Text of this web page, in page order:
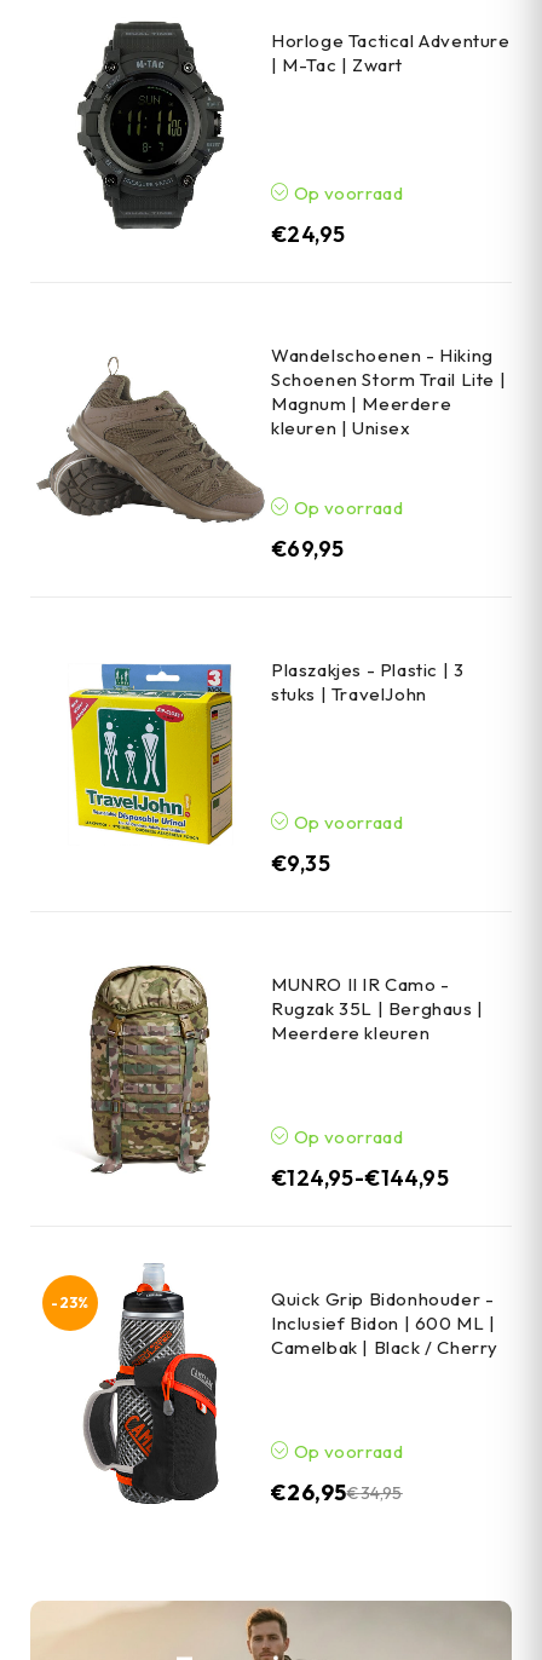
Horloge Tactical Adventure
| M-Tac | Zwart
Op voorraad
€24,95
Wandelschoenen - Hiking
Schoenen Storm Trail Lite |
Magnum | Meerdere
kleuren | Unisex
Op voorraad
€69,95
Plaszakjes - Plastic | 3
stuks | TravelJohn
Op voorraad
€9,35
MUNRO II IR Camo -
Rugzak 35L | Berghaus |
Meerdere kleuren
Op voorraad
€124,95-€144,95
-23%
Quick Grip Bidonhouder -
Inclusief Bidon | 600 ML |
Camelbak | Black / Cherry
Op voorraad
€34,95
€26,95